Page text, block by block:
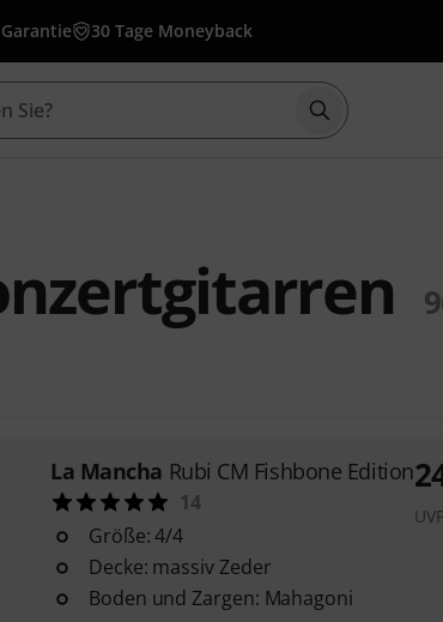
30 Tage Moneyback
Suche mit
La Mancha Rubi CM Fishbone Edition
14
Größe: 4/4
Decke: massiv Zeder
Boden und Zargen: Mahagoni